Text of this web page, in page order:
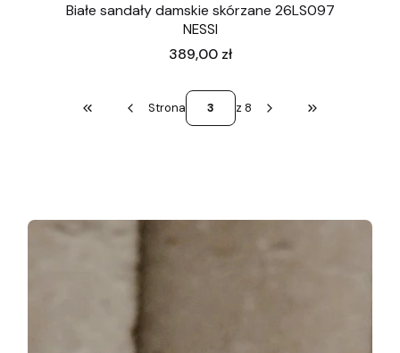
Białe sandały damskie skórzane 26LS097
NESSI
Cena
389,00 zł
Wróć do pierwszej strony z produktami
Strona z 8 Przejdź do